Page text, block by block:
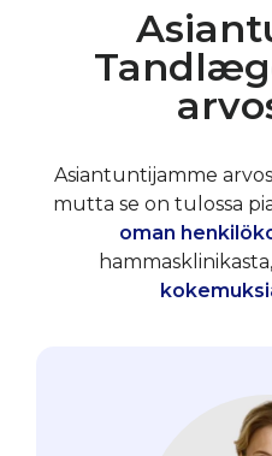
Asiantuntijamme
mutta se on tulossa
oman